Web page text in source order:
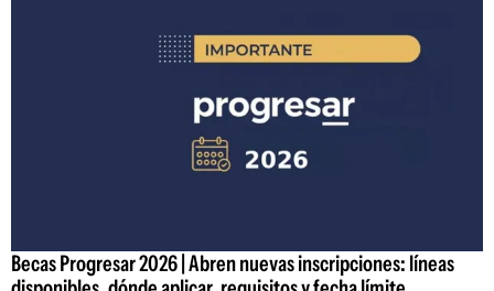
Becas Progresar 2026 | Abren nuevas inscripciones: líneas